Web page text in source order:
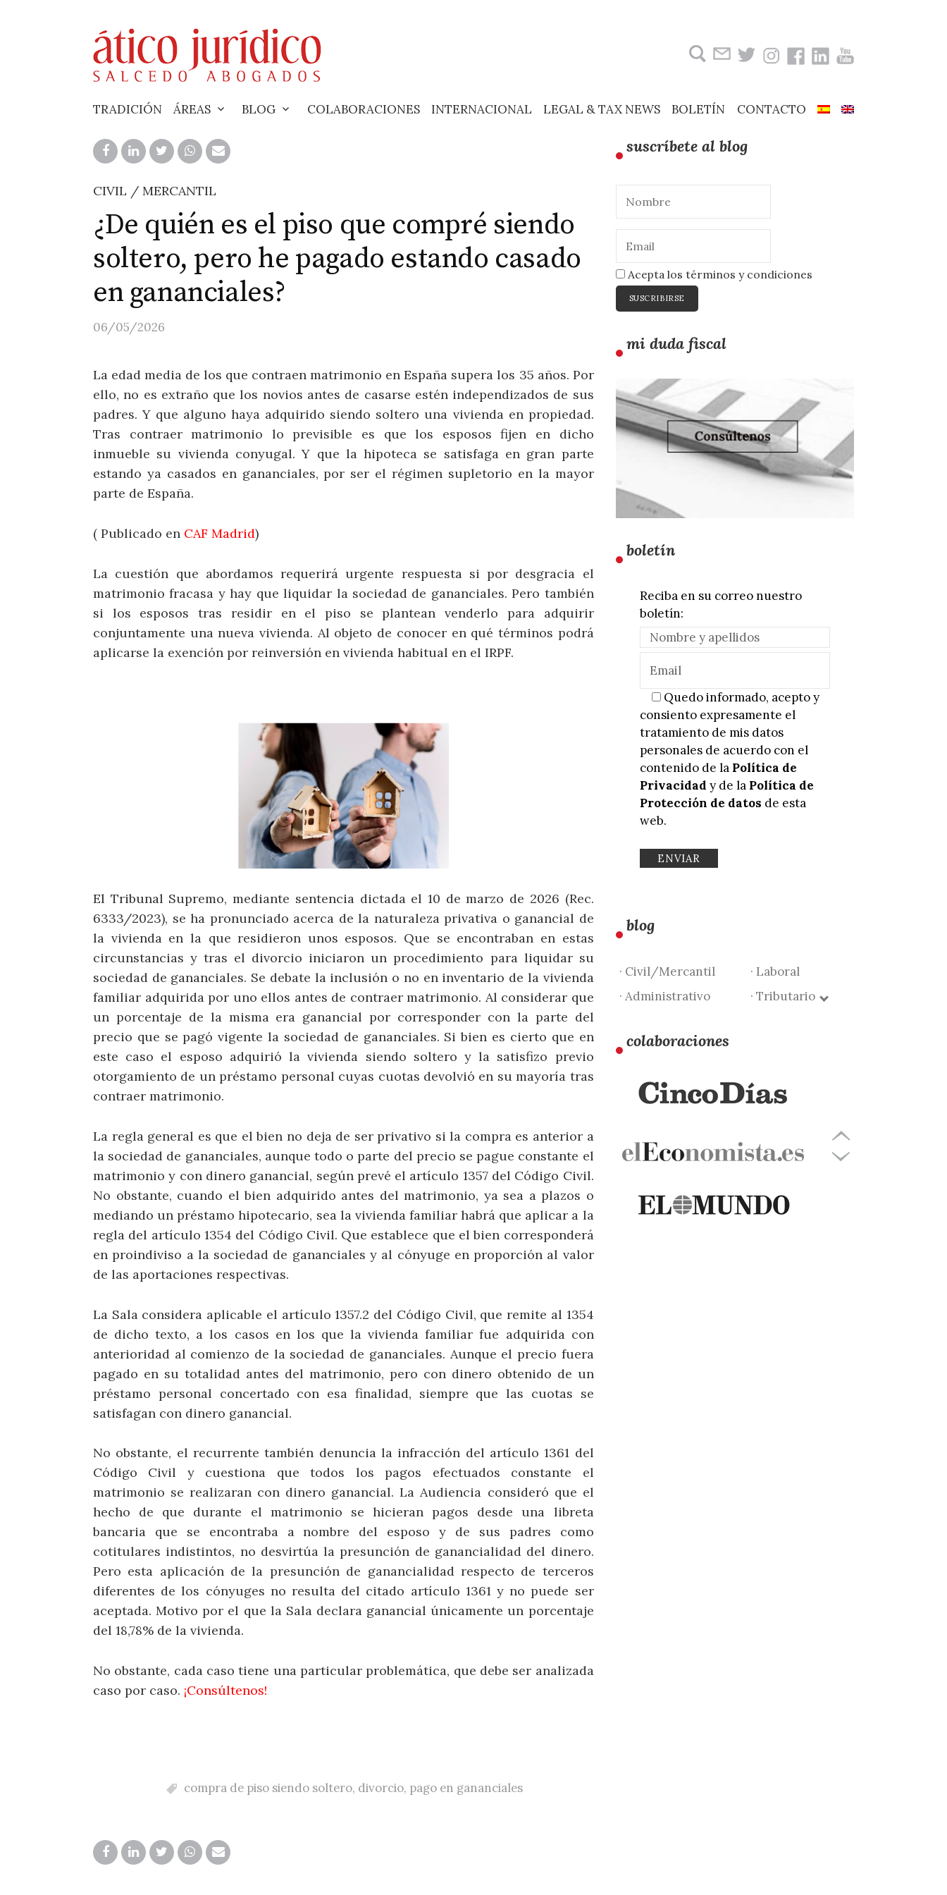
TRADICIÓN ÁREAS BLOG COLABORACIONES INTERNACIONAL LEGAL & TAX NEWS BOLETÍN CONTACTO
CIVIL / MERCANTIL
¿De quién es el piso que compré siendo
soltero, pero he pagado estando casado
en gananciales?
06/05/2026
La edad media de los que contraen matrimonio en España supera los 35 años. Por
ello, no es extraño que los novios antes de casarse estén independizados de sus
padres. Y que alguno haya adquirido siendo soltero una vivienda en propiedad.
Tras contraer matrimonio lo previsible es que los esposos fijen en dicho
inmueble su vivienda conyugal. Y que la hipoteca se satisfaga en gran parte
estando ya casados en gananciales, por ser el régimen supletorio en la mayor
parte de España.
( Publicado en CAF Madrid)
La cuestión que abordamos requerirá urgente respuesta si por desgracia el
matrimonio fracasa y hay que liquidar la sociedad de gananciales. Pero también
si los esposos tras residir en el piso se plantean venderlo para adquirir
conjuntamente una nueva vivienda. Al objeto de conocer en qué términos podrá
aplicarse la exención por reinversión en vivienda habitual en el IRPF.
El Tribunal Supremo, mediante sentencia dictada el 10 de marzo de 2026 (Rec.
6333/2023), se ha pronunciado acerca de la naturaleza privativa o ganancial de
la vivienda en la que residieron unos esposos. Que se encontraban en estas
circunstancias y tras el divorcio iniciaron un procedimiento para liquidar su
sociedad de gananciales. Se debate la inclusión o no en inventario de la vivienda
familiar adquirida por uno ellos antes de contraer matrimonio. Al considerar que
un porcentaje de la misma era ganancial por corresponder con la parte del
precio que se pagó vigente la sociedad de gananciales. Si bien es cierto que en
este caso el esposo adquirió la vivienda siendo soltero y la satisfizo previo
otorgamiento de un préstamo personal cuyas cuotas devolvió en su mayoría tras
contraer matrimonio.
La regla general es que el bien no deja de ser privativo si la compra es anterior a
la sociedad de gananciales, aunque todo o parte del precio se pague constante el
matrimonio y con dinero ganancial, según prevé el artículo 1357 del Código Civil.
No obstante, cuando el bien adquirido antes del matrimonio, ya sea a plazos o
mediando un préstamo hipotecario, sea la vivienda familiar habrá que aplicar a la
regla del artículo 1354 del Código Civil. Que establece que el bien corresponderá
en proindiviso a la sociedad de gananciales y al cónyuge en proporción al valor
de las aportaciones respectivas.
La Sala considera aplicable el artículo 1357.2 del Código Civil, que remite al 1354
de dicho texto, a los casos en los que la vivienda familiar fue adquirida con
anterioridad al comienzo de la sociedad de gananciales. Aunque el precio fuera
pagado en su totalidad antes del matrimonio, pero con dinero obtenido de un
préstamo personal concertado con esa finalidad, siempre que las cuotas se
satisfagan con dinero ganancial.
No obstante, el recurrente también denuncia la infracción del artículo 1361 del
Código Civil y cuestiona que todos los pagos efectuados constante el
matrimonio se realizaran con dinero ganancial. La Audiencia consideró que el
hecho de que durante el matrimonio se hicieran pagos desde una libreta
bancaria que se encontraba a nombre del esposo y de sus padres como
cotitulares indistintos, no desvirtúa la presunción de ganancialidad del dinero.
Pero esta aplicación de la presunción de ganancialidad respecto de terceros
diferentes de los cónyuges no resulta del citado artículo 1361 y no puede ser
aceptada. Motivo por el que la Sala declara ganancial únicamente un porcentaje
del 18,78% de la vivienda.
No obstante, cada caso tiene una particular problemática, que debe ser analizada
caso por caso. ¡Consúltenos!
compra de piso siendo soltero, divorcio, pago en gananciales
suscríbete al blog
Acepta los términos y condiciones
mi duda fiscal
boletín
Reciba en su correo nuestro
boletín:
Quedo informado, acepto y
consiento expresamente el
tratamiento de mis datos
personales de acuerdo con el
contenido de la Política de
Privacidad y de la Política de
Protección de datos de esta
web.
blog
· Civil/Mercantil
· Laboral
· Administrativo
· Tributario
colaboraciones